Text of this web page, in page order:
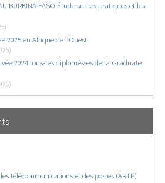
BURKINA FASO Étude sur les pratiques et les
2025 en Afrique de l’Ouest
2024 tous-tes diplomés-es de la Graduate
télécommunications et des postes (ARTP)